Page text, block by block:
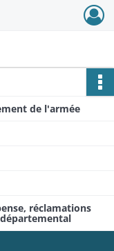
de l'armée
réclamations